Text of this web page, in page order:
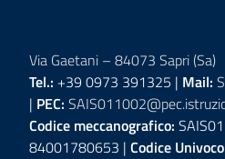
Via Gaetani – 84073 Sapri (Sa)
Tel.: +39 0973 391325 | Mail:
| PEC:
Codice meccanografico:
84001780653 | Codice